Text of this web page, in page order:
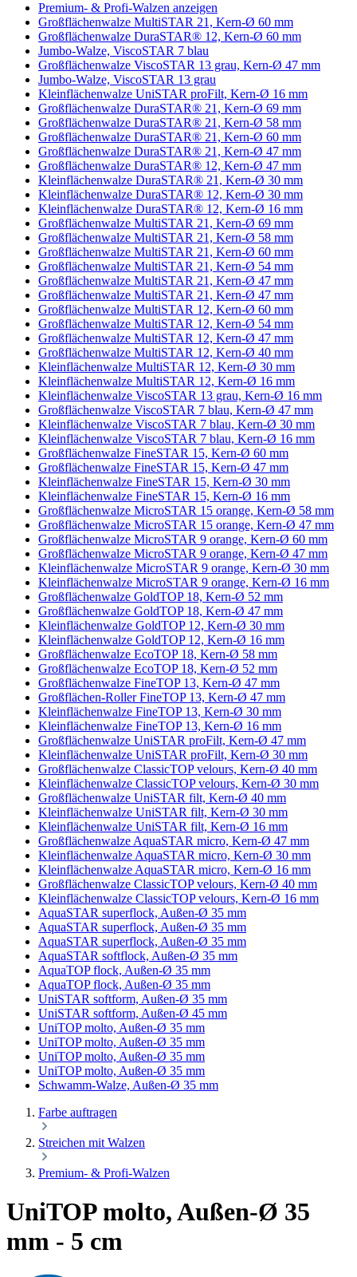
Premium- & Profi-Walzen anzeigen
Großflächenwalze MultiSTAR 21, Kern-Ø 60 mm
Großflächenwalze DuraSTAR® 12, Kern-Ø 60 mm
Jumbo-Walze, ViscoSTAR 7 blau
Großflächenwalze ViscoSTAR 13 grau, Kern-Ø 47 mm
Jumbo-Walze, ViscoSTAR 13 grau
Kleinflächenwalze UniSTAR proFilt, Kern-Ø 16 mm
Großflächenwalze DuraSTAR® 21, Kern-Ø 69 mm
Großflächenwalze DuraSTAR® 21, Kern-Ø 58 mm
Großflächenwalze DuraSTAR® 21, Kern-Ø 60 mm
Großflächenwalze DuraSTAR® 21, Kern-Ø 47 mm
Großflächenwalze DuraSTAR® 12, Kern-Ø 47 mm
Kleinflächenwalze DuraSTAR® 21, Kern-Ø 30 mm
Kleinflächenwalze DuraSTAR® 12, Kern-Ø 30 mm
Kleinflächenwalze DuraSTAR® 12, Kern-Ø 16 mm
Großflächenwalze MultiSTAR 21, Kern-Ø 69 mm
Großflächenwalze MultiSTAR 21, Kern-Ø 58 mm
Großflächenwalze MultiSTAR 21, Kern-Ø 60 mm
Großflächenwalze MultiSTAR 21, Kern-Ø 54 mm
Großflächenwalze MultiSTAR 21, Kern-Ø 47 mm
Großflächenwalze MultiSTAR 21, Kern-Ø 47 mm
Großflächenwalze MultiSTAR 12, Kern-Ø 60 mm
Großflächenwalze MultiSTAR 12, Kern-Ø 54 mm
Großflächenwalze MultiSTAR 12, Kern-Ø 47 mm
Großflächenwalze MultiSTAR 12, Kern-Ø 40 mm
Kleinflächenwalze MultiSTAR 12, Kern-Ø 30 mm
Kleinflächenwalze MultiSTAR 12, Kern-Ø 16 mm
Kleinflächenwalze ViscoSTAR 13 grau, Kern-Ø 16 mm
Großflächenwalze ViscoSTAR 7 blau, Kern-Ø 47 mm
Kleinflächenwalze ViscoSTAR 7 blau, Kern-Ø 30 mm
Kleinflächenwalze ViscoSTAR 7 blau, Kern-Ø 16 mm
Großflächenwalze FineSTAR 15, Kern-Ø 60 mm
Großflächenwalze FineSTAR 15, Kern-Ø 47 mm
Kleinflächenwalze FineSTAR 15, Kern-Ø 30 mm
Kleinflächenwalze FineSTAR 15, Kern-Ø 16 mm
Großflächenwalze MicroSTAR 15 orange, Kern-Ø 58 mm
Großflächenwalze MicroSTAR 15 orange, Kern-Ø 47 mm
Großflächenwalze MicroSTAR 9 orange, Kern-Ø 60 mm
Großflächenwalze MicroSTAR 9 orange, Kern-Ø 47 mm
Kleinflächenwalze MicroSTAR 9 orange, Kern-Ø 30 mm
Kleinflächenwalze MicroSTAR 9 orange, Kern-Ø 16 mm
Großflächenwalze GoldTOP 18, Kern-Ø 52 mm
Großflächenwalze GoldTOP 18, Kern-Ø 47 mm
Kleinflächenwalze GoldTOP 12, Kern-Ø 30 mm
Kleinflächenwalze GoldTOP 12, Kern-Ø 16 mm
Großflächenwalze EcoTOP 18, Kern-Ø 58 mm
Großflächenwalze EcoTOP 18, Kern-Ø 52 mm
Großflächenwalze FineTOP 13, Kern-Ø 47 mm
Großflächen-Roller FineTOP 13, Kern-Ø 47 mm
Kleinflächenwalze FineTOP 13, Kern-Ø 30 mm
Kleinflächenwalze FineTOP 13, Kern-Ø 16 mm
Großflächenwalze UniSTAR proFilt, Kern-Ø 47 mm
Kleinflächenwalze UniSTAR proFilt, Kern-Ø 30 mm
Großflächenwalze ClassicTOP velours, Kern-Ø 40 mm
Kleinflächenwalze ClassicTOP velours, Kern-Ø 30 mm
Großflächenwalze UniSTAR filt, Kern-Ø 40 mm
Kleinflächenwalze UniSTAR filt, Kern-Ø 30 mm
Kleinflächenwalze UniSTAR filt, Kern-Ø 16 mm
Großflächenwalze AquaSTAR micro, Kern-Ø 47 mm
Kleinflächenwalze AquaSTAR micro, Kern-Ø 30 mm
Kleinflächenwalze AquaSTAR micro, Kern-Ø 16 mm
Großflächenwalze ClassicTOP velours, Kern-Ø 40 mm
Kleinflächenwalze ClassicTOP velours, Kern-Ø 16 mm
AquaSTAR superflock, Außen-Ø 35 mm
AquaSTAR superflock, Außen-Ø 35 mm
AquaSTAR superflock, Außen-Ø 35 mm
AquaSTAR softflock, Außen-Ø 35 mm
AquaTOP flock, Außen-Ø 35 mm
AquaTOP flock, Außen-Ø 35 mm
UniSTAR softform, Außen-Ø 35 mm
UniSTAR softform, Außen-Ø 45 mm
UniTOP molto, Außen-Ø 35 mm
UniTOP molto, Außen-Ø 35 mm
UniTOP molto, Außen-Ø 35 mm
UniTOP molto, Außen-Ø 35 mm
Schwamm-Walze, Außen-Ø 35 mm
Farbe auftragen
Streichen mit Walzen
Premium- & Profi-Walzen
UniTOP molto, Außen-Ø 35
mm - 5 cm